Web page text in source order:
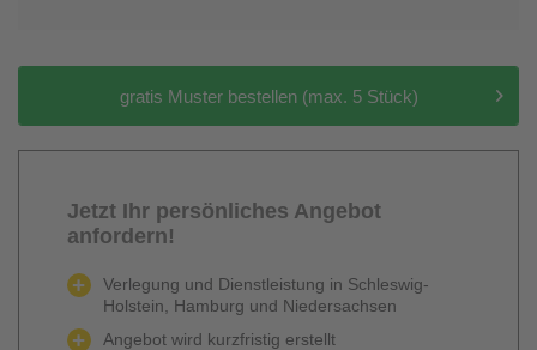
gratis Muster bestellen (max. 5 Stück)
Jetzt Ihr persönliches Angebot
anfordern!
Verlegung und Dienstleistung in Schleswig-
Holstein, Hamburg und Niedersachsen
Angebot wird kurzfristig erstellt